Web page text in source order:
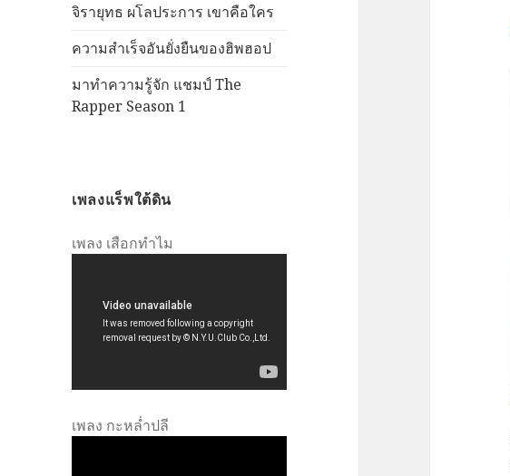
จิรายุทธ ผโลประการ เขาคือใคร
ความสำเร็จอันยั่งยืนของฮิพฮอป
มาทำความรู้จัก แชมป์ The
Rapper Season 1
เพลงแร็พใต้ดิน
เพลง เสือกทำไม
เพลง กะหล่ำปลี